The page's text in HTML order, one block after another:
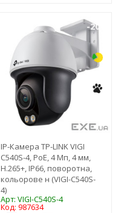
-20%
IP-Камера TP-LINK VIGI
C540S-4, PoE, 4 Мп, 4 мм,
H.265+, IP66, поворотна,
кольорове н (VIGI-C540S-
4)
Арт: VIGI-C540S-4
Код: 987634